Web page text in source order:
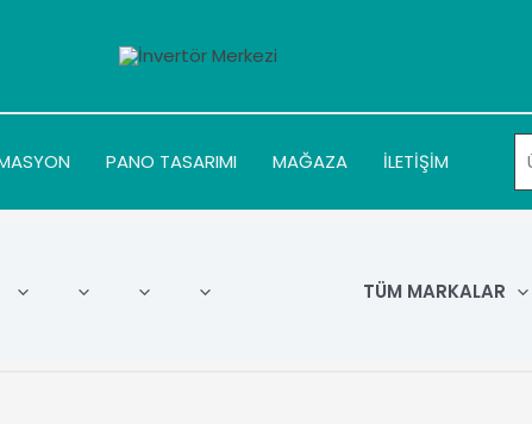
PANO TASARIMI MAĞAZA İLETİŞİM
TÜM MARKALAR